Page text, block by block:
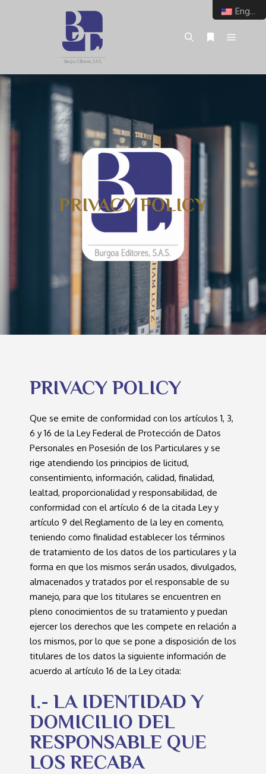
PRIVACY POLICY
PRIVACY POLICY
Que se emite de conformidad con los artículos 1, 3,
6 y 16 de la Ley Federal de Protección de Datos
Personales en Posesión de los Particulares y se
rige atendiendo los principios de licitud,
consentimiento, información, calidad, finalidad,
lealtad, proporcionalidad y responsabilidad, de
conformidad con el artículo 6 de la citada Ley y
artículo 9 del Reglamento de la ley en comento,
teniendo como finalidad establecer los términos
de tratamiento de los datos de los particulares y la
forma en que los mismos serán usados, divulgados,
almacenados y tratados por el responsable de su
manejo, para que los titulares se encuentren en
pleno conocimientos de su tratamiento y puedan
ejercer los derechos que les compete en relación a
los mismos, por lo que se pone a disposición de los
titulares de los datos la siguiente información de
acuerdo al artículo 16 de la Ley citada:
I.- LA IDENTIDAD Y
DOMICILIO DEL
RESPONSABLE QUE
LOS RECABA
English